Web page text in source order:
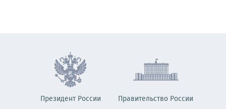
Президент России Правительство России